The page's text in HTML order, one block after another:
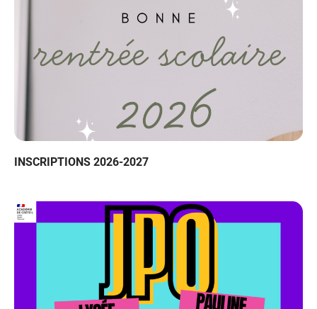
INSCRIPTIONS 2026-2027